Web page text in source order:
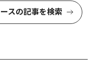
スの記事を検索